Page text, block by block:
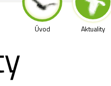
Úvod Aktuality